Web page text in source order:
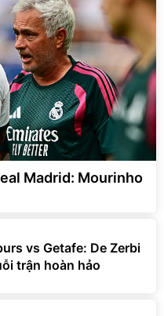
Madrid: Mourinho
vs Getafe: De Zerbi
trận hoàn hảo